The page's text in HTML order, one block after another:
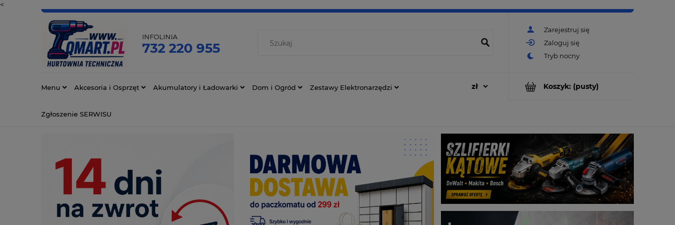
<
Zarejestruj się
Zaloguj się
INFOLINIA
732 220 955
Koszyk: (pusty)
Menu Akcesoria i Osprzęt Akumulatory i Ładowarki Dom i Ogród Zestawy Elektronarzędzi
Zgłoszenie SERWISU